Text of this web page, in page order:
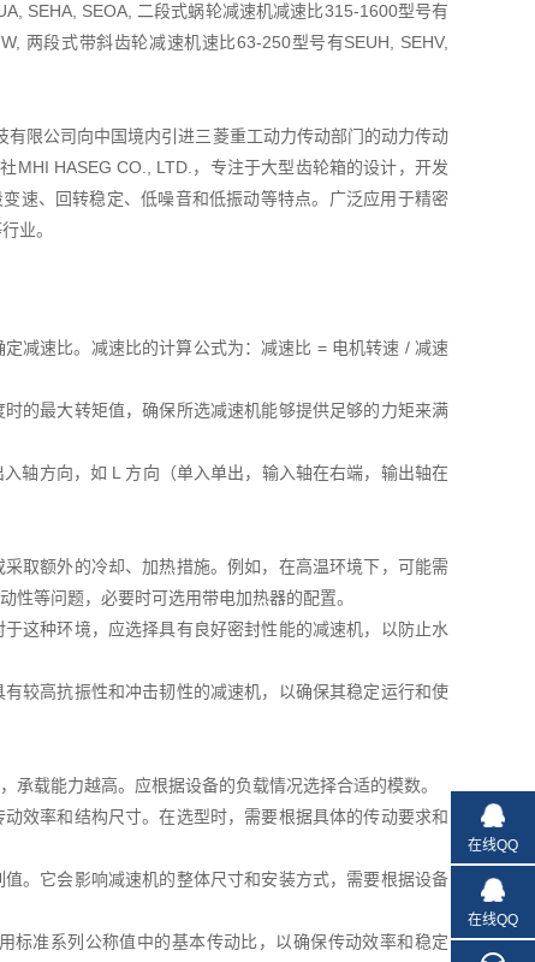
SEHA, SEOA, 二段式蜗轮减速机减速比315-1600型号有
两段式带斜齿轮减速机速比63-250型号有SEUH, SEHV,
限公司向中国境内引进三菱重工动力传动部门的动力传动
MHI HASEG CO., LTD.，专注于大型齿轮箱的设计，开发
速、回转稳定、低噪音和低振动等特点。广泛应用于精密
业。
减速比。减速比的计算公式为：减速比 = 电机转速 / 减速
的最大转矩值，确保所选减速机能够提供足够的力矩来满
轴方向，如 L 方向（单入单出，输入轴在右端，输出轴在
取额外的冷却、加热措施。例如，在高温环境下，可能需
等问题，必要时可选用带电加热器的配置。
这种环境，应选择具有良好密封性能的减速机，以防止水
较高抗振性和冲击韧性的减速机，以确保其稳定运行和使
载能力越高。应根据设备的负载情况选择合适的模数。
效率和结构尺寸。在选型时，需要根据具体的传动要求和
。它会影响减速机的整体尺寸和安装方式，需要根据设备
标准系列公称值中的基本传动比，以确保传动效率和稳定
在线QQ
在线QQ